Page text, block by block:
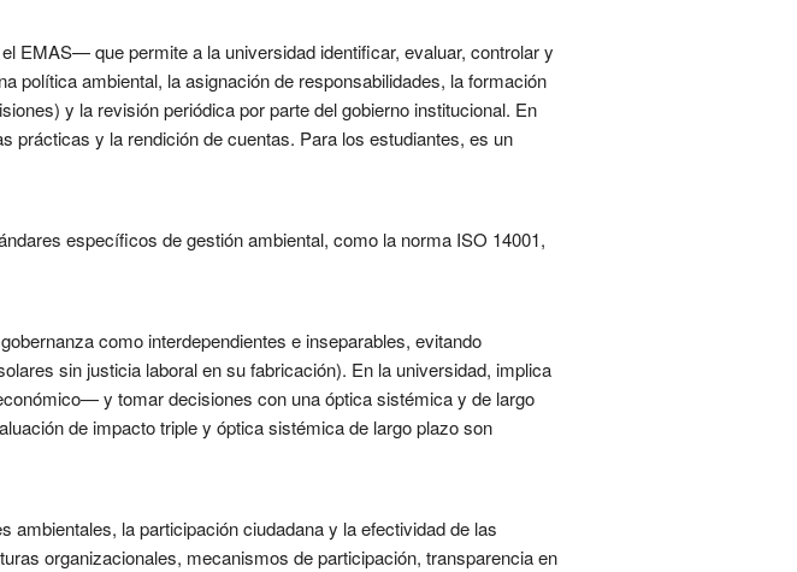
EMAS— que permite a la universidad identificar, evaluar, controlar y
política ambiental, la asignación de responsabilidades, la formación
y la revisión periódica por parte del gobierno institucional. En
prácticas y la rendición de cuentas. Para los estudiantes, es un
específicos de gestión ambiental, como la norma ISO 14001,
como interdependientes e inseparables, evitando
sin justicia laboral en su fabricación). En la universidad, implica
y tomar decisiones con una óptica sistémica y de largo
de impacto triple y óptica sistémica de largo plazo son
la participación ciudadana y la efectividad de las
organizacionales, mecanismos de participación, transparencia en